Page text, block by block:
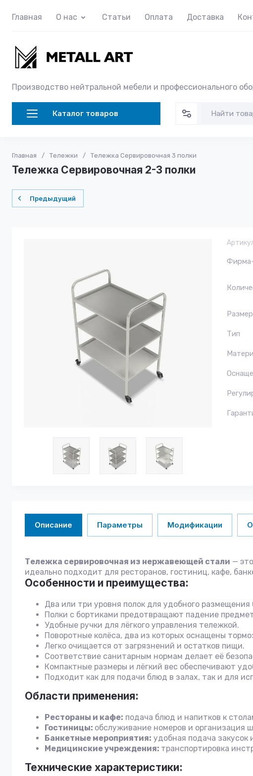
Главная О нас Статьи Оплата Доставка
Производство нейтральной мебели и профессионального
Каталог товаров
Главная / Тележки / Тележка Сервировочная 3 полки
Тележка Сервировочная 2-3 полки
Предыдущий
Тип
Описание Параметры Модификации
Тележка сервировочная из нержавеющей стали —
идеально подходит для ресторанов, гостиниц, кафе,
Особенности и преимущества:
Два или три уровня полок для удобного
Полки с бортиками предотвращают падение
Удобные ручки для лёгкого управления тележкой.
Поворотные колёса, два из которых оснащены
Легко очищается от загрязнений и остатков пищи.
Соответствие санитарным нормам делает её
Компактные размеры и лёгкий вес обеспечивают
Подходит как для подачи блюд в залах, так и для
Области применения:
Рестораны и кафе: подача блюд и напитков к
Гостиницы: обслуживание номеров и организация
Банкетные мероприятия: удобная подача
Медицинские учреждения: транспортировка
Технические характеристики: